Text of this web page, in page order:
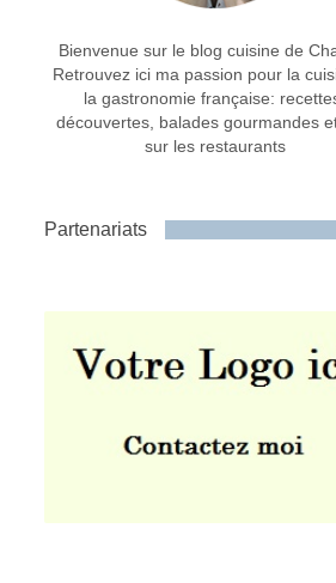
Bienvenue sur le blog cuisine de
Retrouvez ici ma passion pour la
la gastronomie française:
découvertes, balades gourmandes
sur les restaurants
Partenariats